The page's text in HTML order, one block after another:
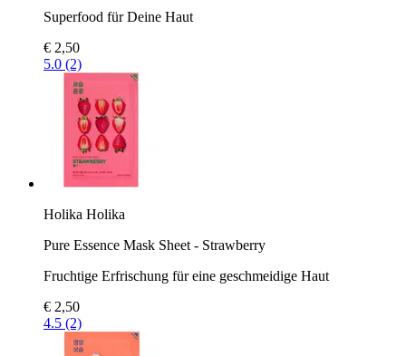
Superfood für Deine Haut
€ 2,50
5.0 (2)
Holika Holika
Pure Essence Mask Sheet - Strawberry
Fruchtige Erfrischung für eine geschmeidige Haut
€ 2,50
4.5 (2)